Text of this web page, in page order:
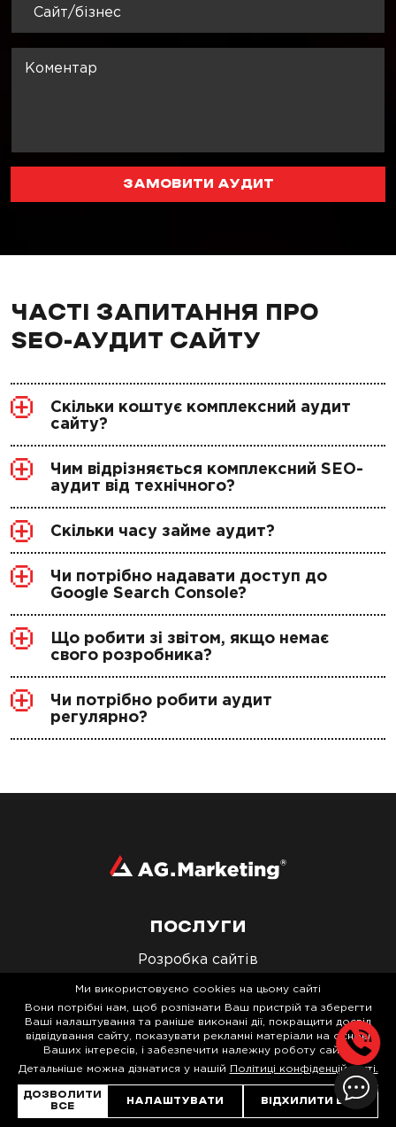
ЗАМОВИТИ АУДИТ
ЧАСТІ ЗАПИТАННЯ ПРО
SEO-АУДИТ САЙТУ
Скільки коштує комплексний аудит
сайту?
Чим відрізняється комплексний SEO-
аудит від технічного?
Скільки часу займе аудит?
Чи потрібно надавати доступ до
Google Search Console?
Що робити зі звітом, якщо немає
свого розробника?
Чи потрібно робити аудит
регулярно?
ПОСЛУГИ
Розробка сайтів
SEO
Реклама в Google
SMM-просування
КОНТАКТИ
Ми використовуємо cookies на цьому сайті
Вони потрібні нам, щоб розпізнати Ваш пристрій та зберегти
Ваші налаштування та раніше виконані дії, покращити досвід
відвідування сайту, показувати рекламні матеріали на основі
Ваших інтересів, і забезпечити належну роботу сайту.
Детальніше можна дізнатися у нашій Політиці конфіденційності.
ДОЗВОЛИТИ
ВСЕ
НАЛАШТУВАТИ ВІДХИЛИТИ ВСЕ